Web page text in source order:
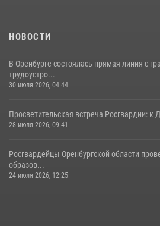
НОВОСТИ
В Оренбурге состоялась прямая линия с
трудоустро...
30 июля 2026, 04:44
Просветительская встреча Росгвардии:
28 июля 2026, 09:41
Росгвардейцы Оренбургской области
образов...
24 июля 2026, 12:25